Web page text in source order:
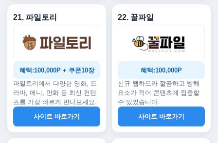
21. 파일토리
혜택:100,000P + 쿠폰10장
파일토리에서 다양한 영화, 드
라마, 애니, 만화 등 최신 컨텐
츠를 가장 빠르게 만나보세요.
사이트 바로가기
22. 꿀파일
혜택:100,000P
신규 웹하드라 깔끔하고 방해
요소가 적어 콘텐츠에 집중할
수 있었습니다.
사이트 바로가기